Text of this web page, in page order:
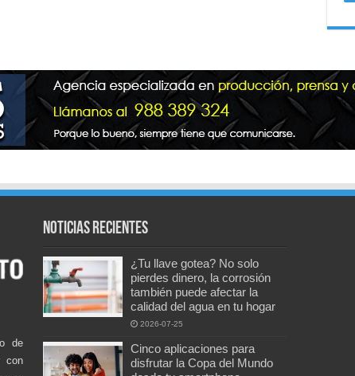
de
con
Noticias recientes
¿Tu llave gotea? No solo
pierdes dinero, la corrosión
también puede afectar la
calidad del agua en tu hogar
2026-07-25
Cinco aplicaciones para
disfrutar la Copa del Mundo